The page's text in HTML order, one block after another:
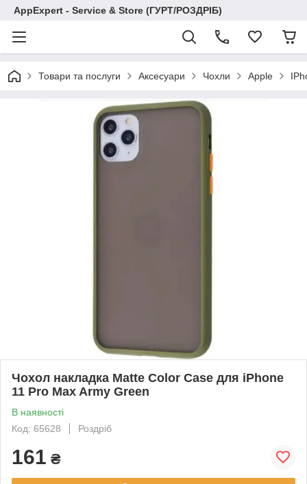
AppExpert - Service & Store (ГУРТ/РОЗДРІБ)
Товари та послуги Аксесуари Чохли Apple
Чохол накладка Matte Color Case для iPhone
11 Pro Max Army Green
В наявності
Код: 65628
Роздріб
161 ₴